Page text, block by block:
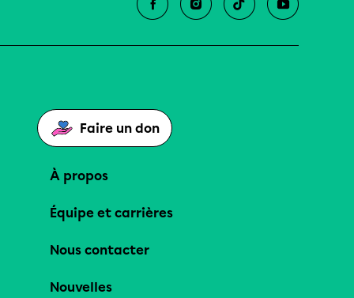
Faire un don
À propos
Équipe et carrières
Nous contacter
Nouvelles